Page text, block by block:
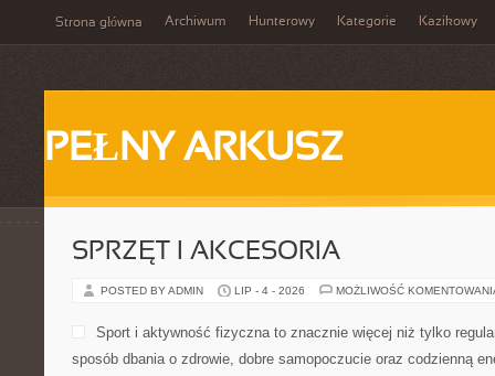
Strona główna Archiwum Hunterowy Kategorie Kazikowy
PEŁNY ARKUSZ
SPRZĘT I AKCESORIA
POSTED BY ADMIN LIP - 4 - 2026 MOŻLIWOŚĆ
Sport i aktywność fizyczna to znacznie więcej niż tylko
sposób dbania o zdrowie, dobre samopoczucie oraz codzienną